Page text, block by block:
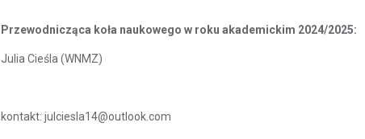
Przewodnicząca koła naukowego w roku akademickim 2024/2025:
Julia Cieśla (WNMZ)
kontakt: julciesla14@outlook.com